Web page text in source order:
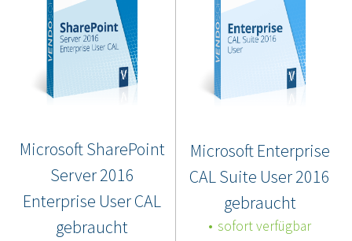
Microsoft SharePoint
Server 2016
Enterprise User CAL
gebraucht
Microsoft Enterprise
CAL Suite User 2016
gebraucht
sofort verfügbar